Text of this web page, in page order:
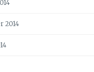
2014